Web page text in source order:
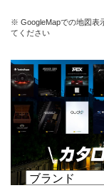
※ GoogleMapでの地図表
てください